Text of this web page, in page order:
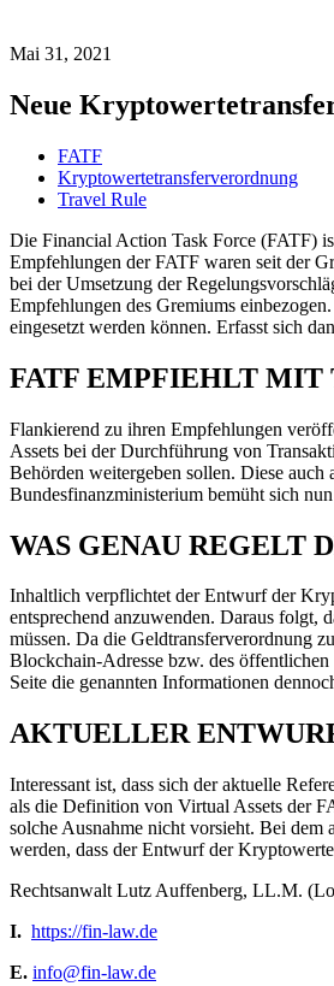
Mai 31, 2021
Neue
FATF
Kryptowertetransferverordnung
Travel Rule
Die Financial Action Task Force (FATF)
Empfehlungen der FATF waren seit der
bei der Umsetzung der
Empfehlungen des Gremiums
eingesetzt werden können. Erfasst sich
FATF EMPFIEHLT MIT
Flankierend zu ihren Empfehlungen
Assets bei der Durchführung von
Behörden weitergeben sollen. Diese
Bundesfinanzministerium bemüht sich
WAS GENAU REGELT
Inhaltlich verpflichtet der Entwurf der
entsprechend anzuwenden. Daraus folgt,
müssen. Da die Geldtransferverordnung
Blockchain-Adresse bzw. des
Seite die genannten Informationen
AKTUELLER
Interessant ist, dass sich der aktuelle
als die Definition von Virtual Assets der
solche Ausnahme nicht vorsieht. Bei dem
werden, dass der Entwurf der
Rechtsanwalt Lutz Auffenberg, LL.M.
I. https://fin-law.de
E. info@fin-law.de